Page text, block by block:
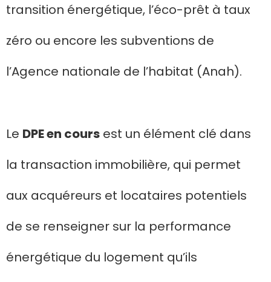
transition énergétique, l’éco-prêt à taux
zéro ou encore les subventions de
l’Agence nationale de l’habitat (Anah).
Le DPE en cours est un élément clé dans
la transaction immobilière, qui permet
aux acquéreurs et locataires potentiels
de se renseigner sur la performance
énergétique du logement qu’ils